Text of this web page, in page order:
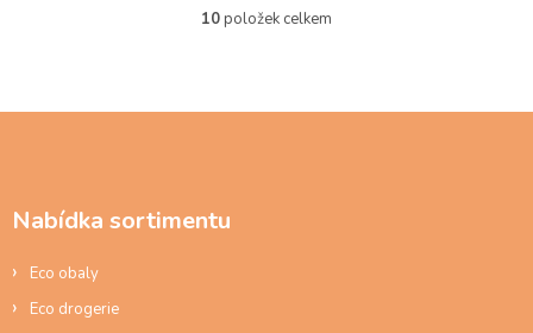
O
d
10 položek celkem
Nabídka sortimentu
Eco obaly
Eco drogerie